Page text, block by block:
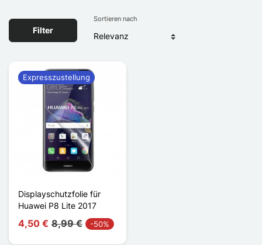
Filter
Sortieren nach
Displayschutzfolie für
Huawei P8 Lite 2017
4,50 € 8,99 € -50%
Expresszustellung